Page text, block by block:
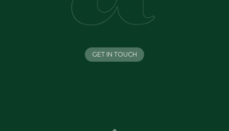
GET IN TOUCH